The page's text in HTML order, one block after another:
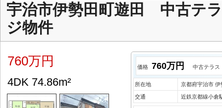
宇治市伊勢田町遊田 中古テ
ジ物件
760万円
4DK 74.86m²
価格 760万円 中古テラス
所在地 京都府宇治市
交通 近鉄京都線小倉